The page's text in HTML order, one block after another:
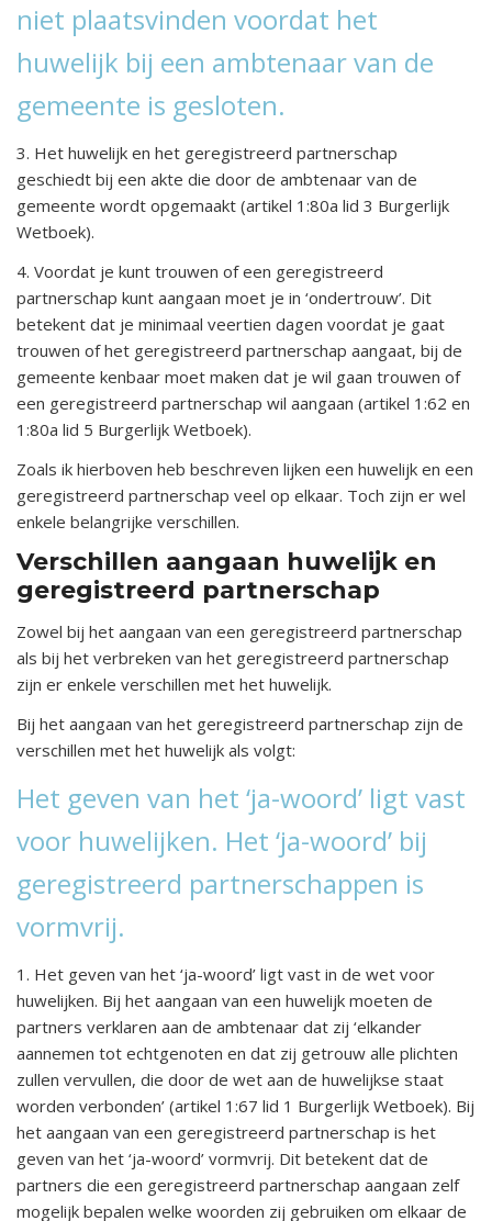
niet plaatsvinden voordat het
huwelijk bij een ambtenaar van de
gemeente is gesloten.
3. Het huwelijk en het geregistreerd partnerschap
geschiedt bij een akte die door de ambtenaar van de
gemeente wordt opgemaakt (artikel 1:80a lid 3 Burgerlijk
Wetboek).
4. Voordat je kunt trouwen of een geregistreerd
partnerschap kunt aangaan moet je in ‘ondertrouw’. Dit
betekent dat je minimaal veertien dagen voordat je gaat
trouwen of het geregistreerd partnerschap aangaat, bij de
gemeente kenbaar moet maken dat je wil gaan trouwen of
een geregistreerd partnerschap wil aangaan (artikel 1:62 en
1:80a lid 5 Burgerlijk Wetboek).
Zoals ik hierboven heb beschreven lijken een huwelijk en een
geregistreerd partnerschap veel op elkaar. Toch zijn er wel
enkele belangrijke verschillen.
Verschillen aangaan huwelijk en
geregistreerd partnerschap
Zowel bij het aangaan van een geregistreerd partnerschap
als bij het verbreken van het geregistreerd partnerschap
zijn er enkele verschillen met het huwelijk.
Bij het aangaan van het geregistreerd partnerschap zijn de
verschillen met het huwelijk als volgt:
Het geven van het ‘ja-woord’ ligt vast
voor huwelijken. Het ‘ja-woord’ bij
geregistreerd partnerschappen is
vormvrij.
1. Het geven van het ‘ja-woord’ ligt vast in de wet voor
huwelijken. Bij het aangaan van een huwelijk moeten de
partners verklaren aan de ambtenaar dat zij ‘elkander
aannemen tot echtgenoten en dat zij getrouw alle plichten
zullen vervullen, die door de wet aan de huwelijkse staat
worden verbonden’ (artikel 1:67 lid 1 Burgerlijk Wetboek). Bij
het aangaan van een geregistreerd partnerschap is het
geven van het ‘ja-woord’ vormvrij. Dit betekent dat de
partners die een geregistreerd partnerschap aangaan zelf
mogelijk bepalen welke woorden zij gebruiken om elkaar de